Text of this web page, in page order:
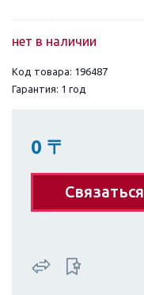
нет в наличии
Код товара: 196487
Гарантия: 1 год
0 〒
Связаться